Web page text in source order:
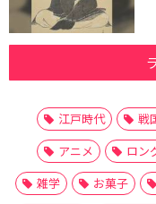
江戸時代 戦
アニメ
ロン
雑学
お菓子